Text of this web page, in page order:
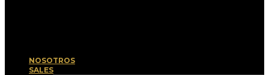
NOSOTROS
SALES